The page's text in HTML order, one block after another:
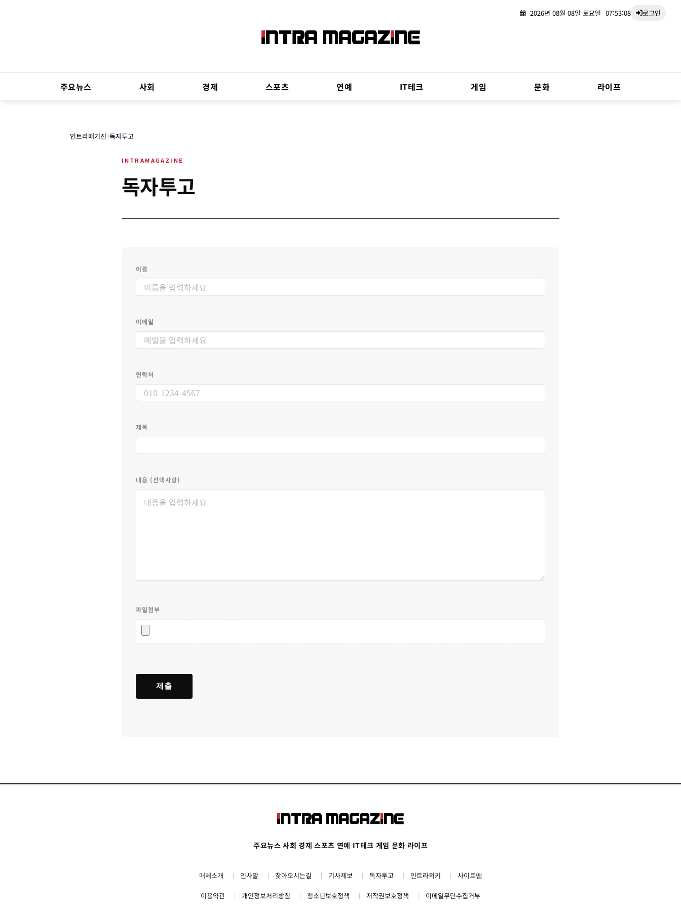
2026년 08월 08일 토요일 07:53:08 로그인
주요뉴스 사회 경제 스포츠 연예 IT테크 게임 문화 라이프
인트라매거진 독자투고
독자투고
이름
이메일
연락처
제목
내용 (선택사항)
파일첨부
주요뉴스 사회 경제 스포츠 연예 IT테크 게임 문화 라이프
매체소개 인사말 찾아오시는길 기사제보 독자투고 인트라위키 사이트맵
이용약관 개인정보처리방침 청소년보호정책 저작권보호정책 이메일무단수집거부